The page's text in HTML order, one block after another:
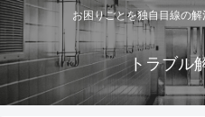
お困りごとを独自目線の解
トラブル